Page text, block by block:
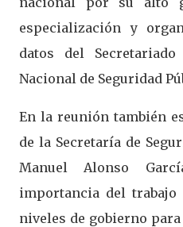
especialización y
datos del
Nacional de Seguridad
En la reunión también
de la Secretaría de
Manuel Alonso
importancia del
niveles de gobierno